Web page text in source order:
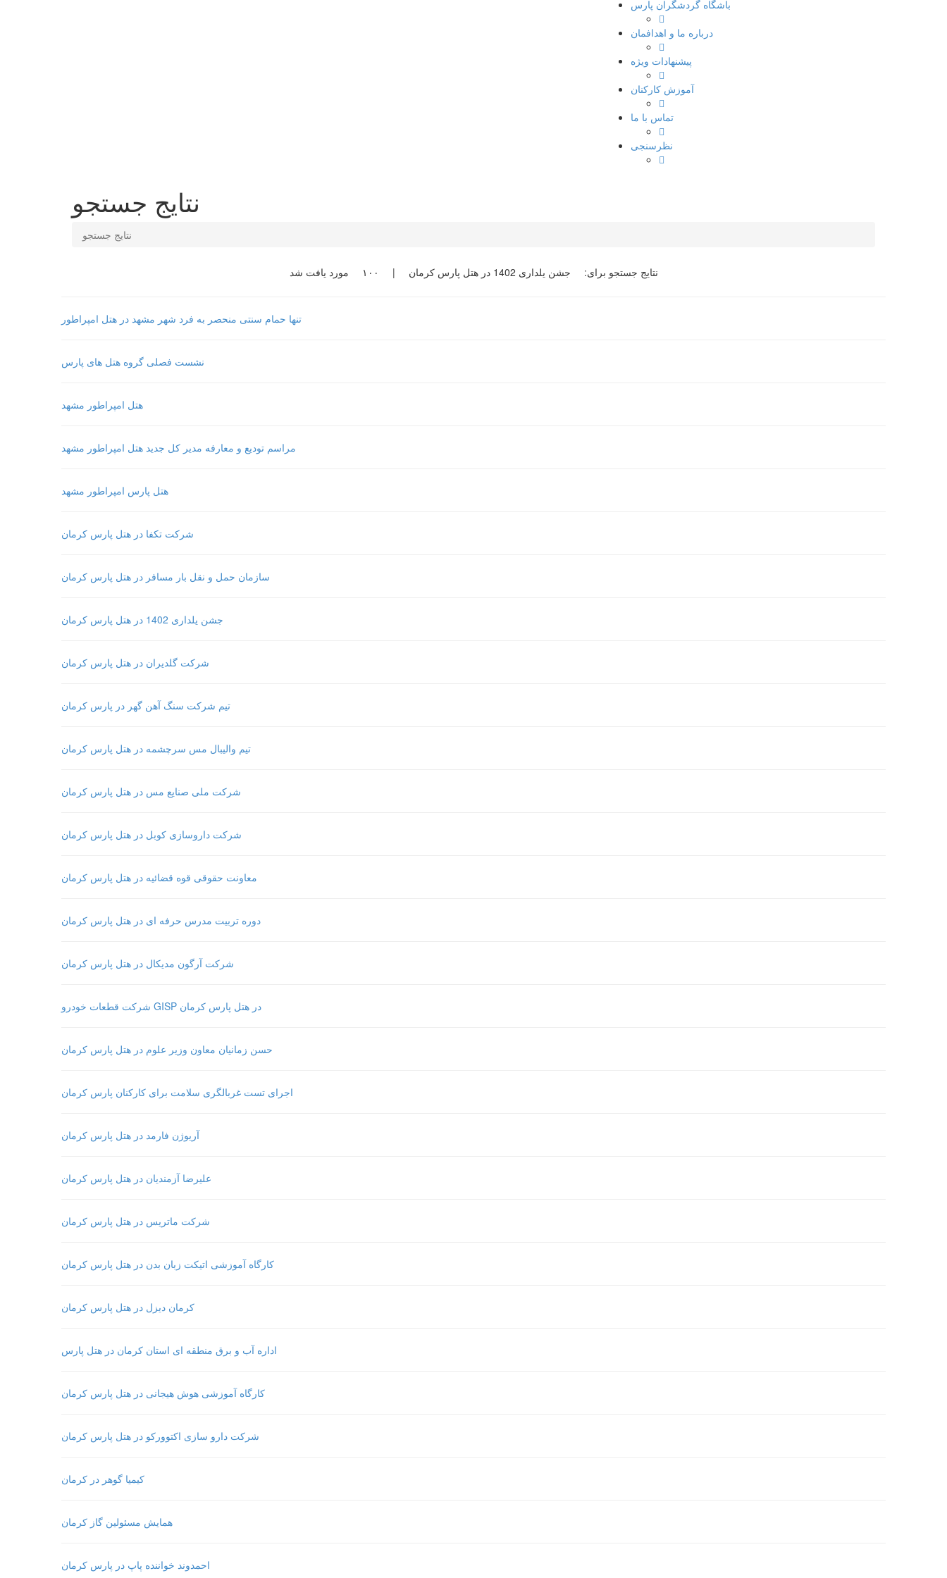
باشگاه گردشگران پارس
درباره ما و اهدافمان
پیشنهادات ویژه
آموزش کارکنان
تماس با ما
نظرسنجی
نتایج جستجو
نتایج جستجو
نتایج جستجو برای: جشن یلداری 1402 در هتل پارس کرمان | ۱۰۰ مورد یافت شد
تنها حمام سنتی منحصر به فرد شهر مشهد در هتل امپراطور
نشست فصلی گروه هتل های پارس
هتل امپراطور مشهد
مراسم تودیع و معارفه مدیر کل جدید هتل امپراطور مشهد
هتل پارس امپراطور مشهد
شرکت تکفا در هتل پارس کرمان
سازمان حمل و نقل بار مسافر در هتل پارس کرمان
جشن یلداری 1402 در هتل پارس کرمان
شرکت گلدیران در هتل پارس کرمان
تیم شرکت سنگ آهن گهر در پارس کرمان
تیم والیبال مس سرچشمه در هتل پارس کرمان
شرکت ملی صنایع مس در هتل پارس کرمان
شرکت داروسازی کوبل در هتل پارس کرمان
معاونت حقوقی قوه قضائیه در هتل پارس کرمان
دوره تربیت مدرس حرفه ای در هتل پارس کرمان
شرکت آرگون مدیکال در هتل پارس کرمان
شرکت قطعات خودرو GISP در هتل پارس کرمان
حسن زمانیان معاون وزیر علوم در هتل پارس کرمان
اجرای تست غربالگری سلامت برای کارکنان پارس کرمان
آریوژن فارمد در هتل پارس کرمان
علیرضا آزمندیان در هتل پارس کرمان
شرکت ماتریس در هتل پارس کرمان
کارگاه آموزشی اتیکت زبان بدن در هتل پارس کرمان
کرمان دیزل در هتل پارس کرمان
اداره آب و برق منطقه ای استان کرمان در هتل پارس
کارگاه آموزشی هوش هیجانی در هتل پارس کرمان
شرکت دارو سازی اکتوورکو در هتل پارس کرمان
کیمیا گوهر در کرمان
همایش مسئولین گاز کرمان
احمدوند خواننده پاپ در پارس کرمان